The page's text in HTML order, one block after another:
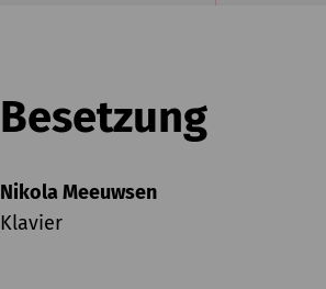
Besetzung
Nikola Meeuwsen
Klavier